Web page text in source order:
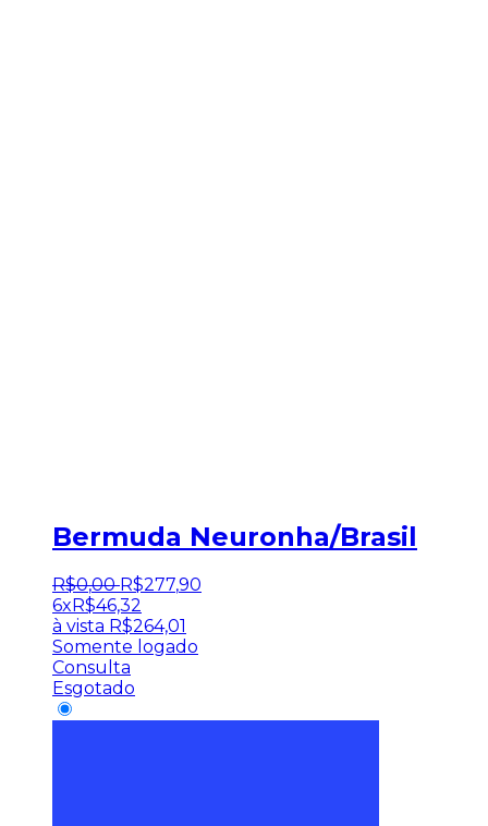
Bermuda Neuronha/Brasil
R$0,00 R$277,90
6xR$46,32
à vista R$264,01
Somente logado
Consulta
Esgotado